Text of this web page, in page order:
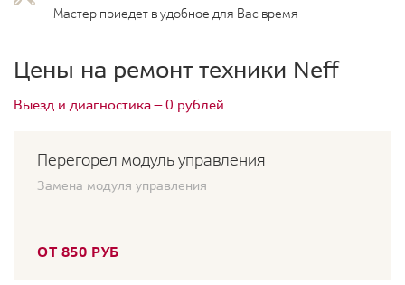
Мастер приедет в удобное для Вас время
Цены на ремонт техники Neff
Выезд и диагностика — 0 рублей
Перегорел модуль управления
Замена модуля управления
ОТ 850 РУБ